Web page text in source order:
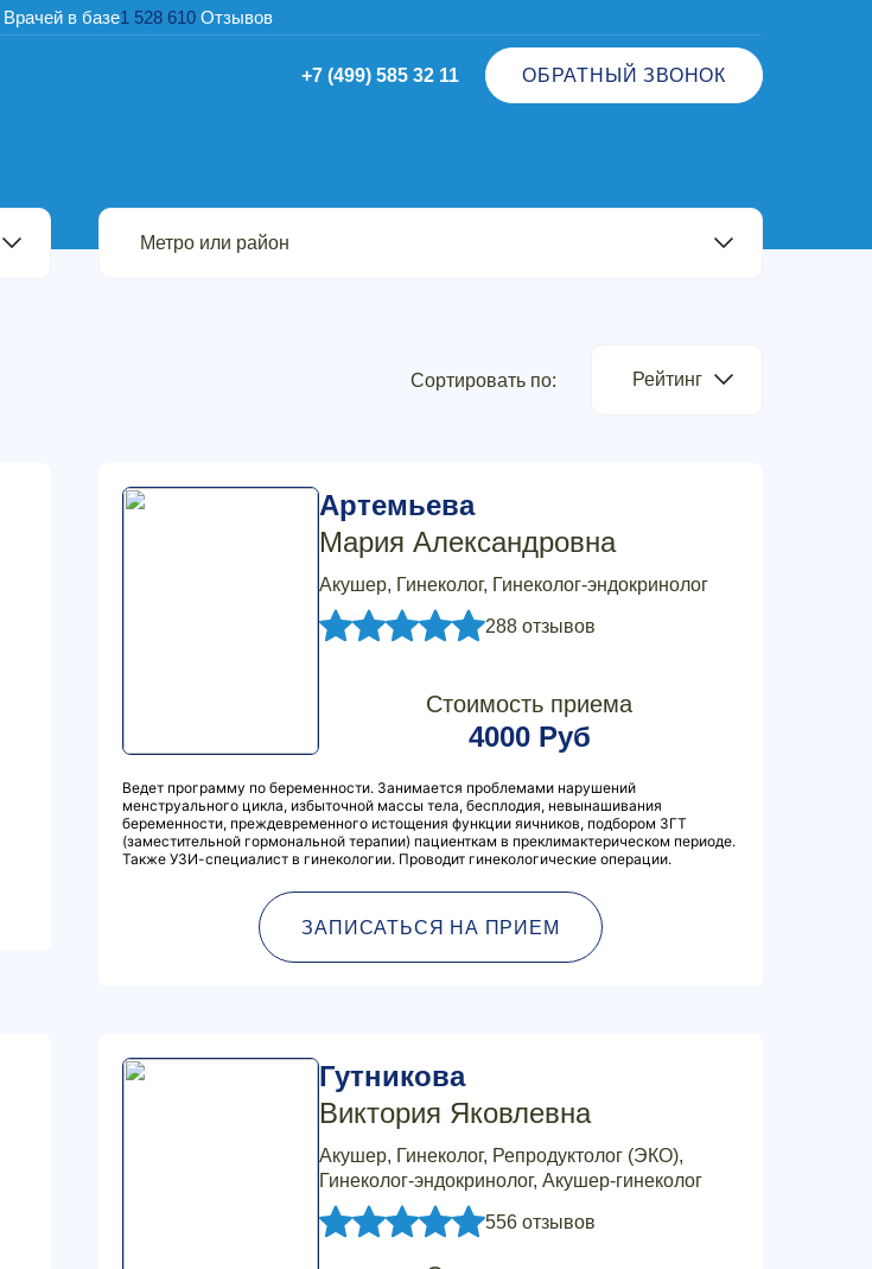
Врачей в базе1 528 610 Отзывов
+7 (499) 585 32 11 ОБРАТНЫЙ ЗВОНОК
Сортировать по: Рейтинг
Артемьева
Мария Александровна
Акушер, Гинеколог, Гинеколог-эндокринолог
288 отзывов
Стоимость приема
4000 Руб
Ведет программу по беременности. Занимается проблемами нарушений
менструального цикла, избыточной массы тела, бесплодия, невынашивания
беременности, преждевременного истощения функции яичников, подбором ЗГТ
(заместительной гормональной терапии) пациенткам в преклимактерическом периоде.
Также УЗИ-специалист в гинекологии. Проводит гинекологические операции.
ЗАПИСАТЬСЯ НА ПРИЕМ
Гутникова
Виктория Яковлевна
Акушер, Гинеколог, Репродуктолог (ЭКО),
Гинеколог-эндокринолог, Акушер-гинеколог
556 отзывов